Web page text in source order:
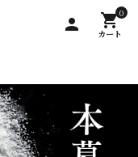
person
0
shopping_cart
カート